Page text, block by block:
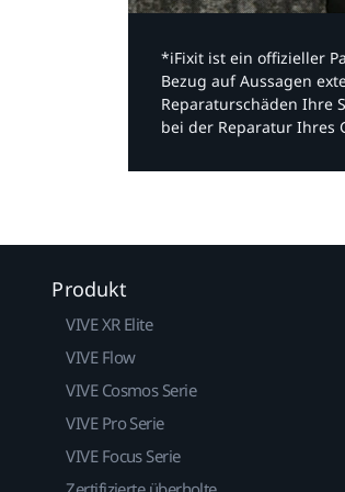
*iFixit ist ein offizieller
Bezug auf Aussagen
Reparaturschäden Ihre
bei der Reparatur Ihres
Produkt
VIVE XR Elite
VIVE Flow
VIVE Cosmos Serie
VIVE Pro Serie
VIVE Focus Serie